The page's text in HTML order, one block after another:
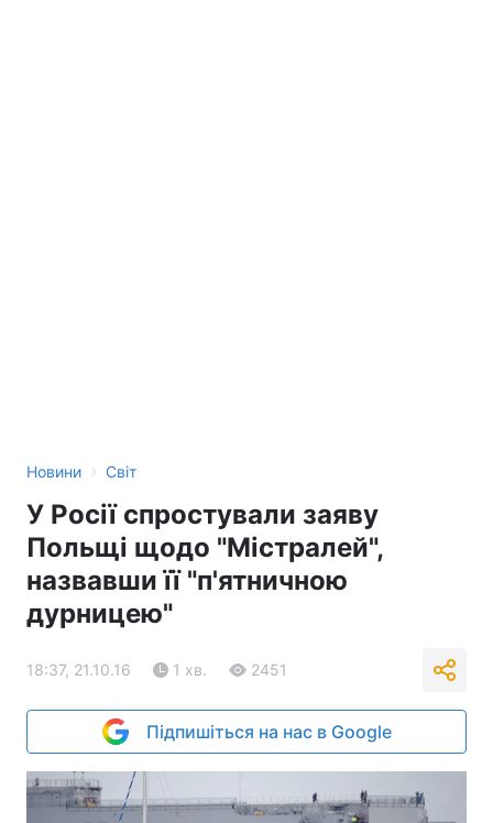
Новини › Світ
У Росії спростували заяву
Польщі щодо "Містралей",
назвавши її "п'ятничною
дурницею"
18:37, 21.10.16 1 хв. 2451
Підпишіться на нас в Google